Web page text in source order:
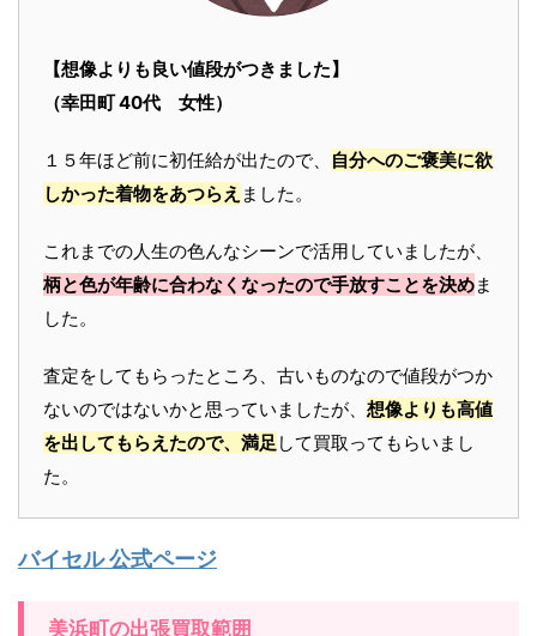
【想像よりも良い値段がつきました】
（幸田町 40代 女性）
１５年ほど前に初任給が出たので、
自分へのご褒美に欲
しかった着物をあつらえ ました。
これまでの人生の色んなシーンで活用していましたが、
柄と色が年齢に合わなくなったので手放すことを決めま
した。
査定をしてもらったところ、古いものなので値段がつか
ないのではないかと思っていましたが、 想像よりも高値
を出してもらえたので、満足 して買取ってもらいまし
た。
バイセル 公式ページ
美浜町の出張買取範囲